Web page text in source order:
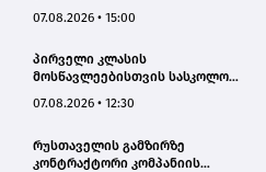
მომსახურებაზე ხელმისაწვდომობის
დედოფლისწყაროში, სამედიცინო
სკრინინგი გაიმართა – ჯანდაცვის
სამინისტრო
07.08.2026 • 15:00
პირველი კლასის
მოსწავლეებისთვის სასკოლო
სექტემბრის პერიოდში
07.08.2026 • 12:30
რუსთაველის გამზირზე
კონტრაქტორი კომპანიის